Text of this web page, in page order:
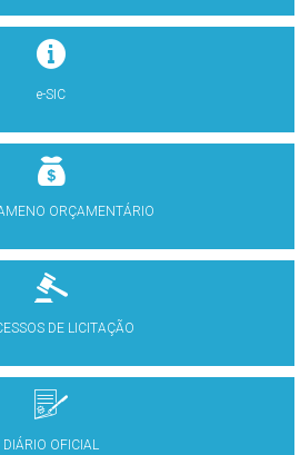
e-SIC
ORÇAMENTÁRIO
DE LICITAÇÃO
DIÁRIO OFICIAL